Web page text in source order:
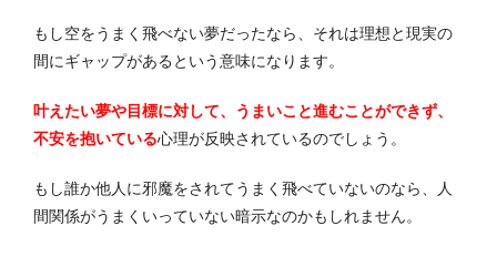
もし空をうまく飛べない夢だったなら、それは理想と現実の
間にギャップがあるという意味になります。
叶えたい夢や目標に対して、うまいこと進むことができず、
不安を抱いている心理が反映されているのでしょう。
もし誰か他人に邪魔をされてうまく飛べていないのなら、人
間関係がうまくいっていない暗示なのかもしれません。